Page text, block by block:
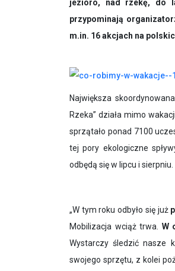
jezioro, nad rzekę, do
przypominają
m.in. 16 akcjach na
Największa
Rzeka” działa mimo
sprzątało ponad 7100
tej pory ekologiczne
odbędą się w lipcu i sierpniu.
„W tym roku odbyło się już
Mobilizacja wciąż trwa. W
Wystarczy śledzić nasze
swojego sprzętu, z kolei